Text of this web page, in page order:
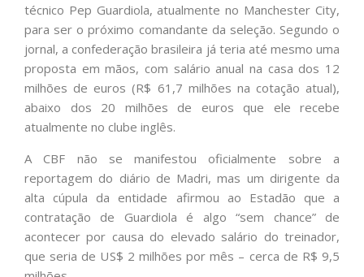
técnico Pep Guardiola, atualmente no Manchester City,
para ser o próximo comandante da seleção. Segundo o
jornal, a confederação brasileira já teria até mesmo uma
proposta em mãos, com salário anual na casa dos 12
milhões de euros (R$ 61,7 milhões na cotação atual),
abaixo dos 20 milhões de euros que ele recebe
atualmente no clube inglês.
A CBF não se manifestou oficialmente sobre a
reportagem do diário de Madri, mas um dirigente da
alta cúpula da entidade afirmou ao Estadão que a
contratação de Guardiola é algo “sem chance” de
acontecer por causa do elevado salário do treinador,
que seria de US$ 2 milhões por mês – cerca de R$ 9,5